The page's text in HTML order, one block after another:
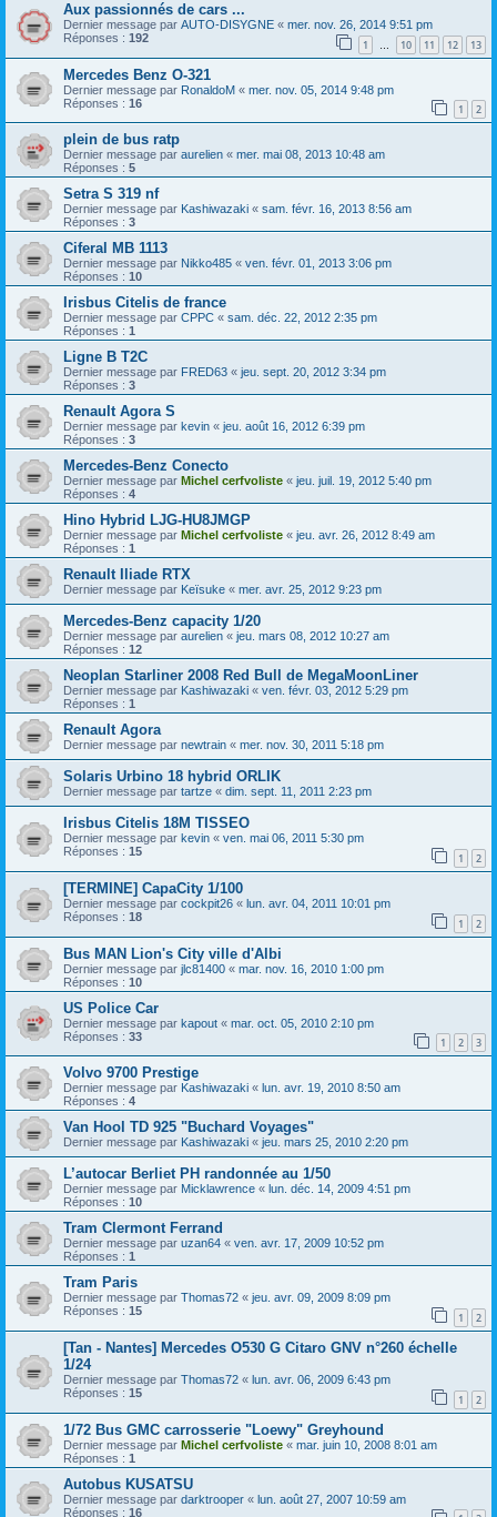
Aux passionnés de cars ...
Dernier message par AUTO-DISYGNE « mer. nov. 26, 2014 9:51 pm
Réponses : 192 1 … 10 11 12 13
Mercedes Benz O-321
Dernier message par RonaldoM « mer. nov. 05, 2014 9:48 pm
Réponses : 16 1 2
plein de bus ratp
Dernier message par aurelien « mer. mai 08, 2013 10:48 am
Réponses : 5
Setra S 319 nf
Dernier message par Kashiwazaki « sam. févr. 16, 2013 8:56 am
Réponses : 3
Ciferal MB 1113
Dernier message par Nikko485 « ven. févr. 01, 2013 3:06 pm
Réponses : 10
Irisbus Citelis de france
Dernier message par CPPC « sam. déc. 22, 2012 2:35 pm
Réponses : 1
Ligne B T2C
Dernier message par FRED63 « jeu. sept. 20, 2012 3:34 pm
Réponses : 3
Renault Agora S
Dernier message par kevin « jeu. août 16, 2012 6:39 pm
Réponses : 3
Mercedes-Benz Conecto
Dernier message par Michel cerfvoliste « jeu. juil. 19, 2012 5:40 pm
Réponses : 4
Hino Hybrid LJG-HU8JMGP
Dernier message par Michel cerfvoliste « jeu. avr. 26, 2012 8:49 am
Réponses : 1
Renault Iliade RTX
Dernier message par Keïsuke « mer. avr. 25, 2012 9:23 pm
Mercedes-Benz capacity 1/20
Dernier message par aurelien « jeu. mars 08, 2012 10:27 am
Réponses : 12
Neoplan Starliner 2008 Red Bull de MegaMoonLiner
Dernier message par Kashiwazaki « ven. févr. 03, 2012 5:29 pm
Réponses : 1
Renault Agora
Dernier message par newtrain « mer. nov. 30, 2011 5:18 pm
Solaris Urbino 18 hybrid ORLIK
Dernier message par tartze « dim. sept. 11, 2011 2:23 pm
Irisbus Citelis 18M TISSEO
Dernier message par kevin « ven. mai 06, 2011 5:30 pm
Réponses : 15 1 2
[TERMINE] CapaCity 1/100
Dernier message par cockpit26 « lun. avr. 04, 2011 10:01 pm
Réponses : 18 1 2
Bus MAN Lion's City ville d'Albi
Dernier message par jlc81400 « mar. nov. 16, 2010 1:00 pm
Réponses : 10
US Police Car
Dernier message par kapout « mar. oct. 05, 2010 2:10 pm
Réponses : 33 1 2 3
Volvo 9700 Prestige
Dernier message par Kashiwazaki « lun. avr. 19, 2010 8:50 am
Réponses : 4
Van Hool TD 925 "Buchard Voyages"
Dernier message par Kashiwazaki « jeu. mars 25, 2010 2:20 pm
L’autocar Berliet PH randonnée au 1/50
Dernier message par Micklawrence « lun. déc. 14, 2009 4:51 pm
Réponses : 10
Tram Clermont Ferrand
Dernier message par uzan64 « ven. avr. 17, 2009 10:52 pm
Réponses : 1
Tram Paris
Dernier message par Thomas72 « jeu. avr. 09, 2009 8:09 pm
Réponses : 15 1 2
[Tan - Nantes] Mercedes O530 G Citaro GNV n°260 échelle
1/24
Dernier message par Thomas72 « lun. avr. 06, 2009 6:43 pm
Réponses : 15 1 2
1/72 Bus GMC carrosserie "Loewy" Greyhound
Dernier message par Michel cerfvoliste « mar. juin 10, 2008 8:01 am
Réponses : 1
Autobus KUSATSU
Dernier message par darktrooper « lun. août 27, 2007 10:59 am
Réponses : 16